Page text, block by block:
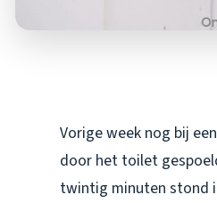
Vorige week nog bij
door het toilet
twintig minuten stond